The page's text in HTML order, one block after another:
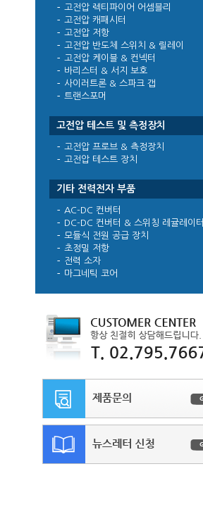
고전압 렉티파이어 어셈블리
고전압 캐패시터
고전압 저항
고전압 반도체 스위치 & 릴레이
고전압 케이블 & 컨넥터
바리스터 & 서지 보호
사이러트론 & 스파크 갭
트랜스포머
고전압 테스트 및 측정장치
고전압 프로브 & 측정장치
고전압 테스트 장치
기타 전력전자 부품
AC-DC 컨버터
DC-DC 컨버터 & 스위칭 레귤레이터
모듈식 전원 공급 장치
초정밀 저항
전력 소자
마그네틱 코어